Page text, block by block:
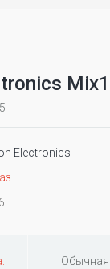
Electronics
Обычная